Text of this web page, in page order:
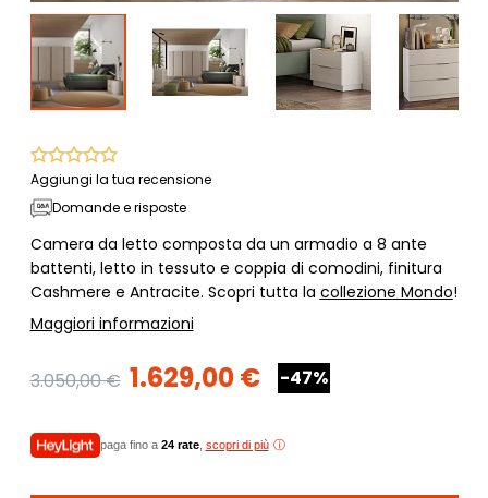
Aggiungi la tua recensione
Domande e risposte
Camera da letto composta da un armadio a 8 ante
battenti, letto in tessuto e coppia di comodini, finitura
Cashmere e Antracite. Scopri tutta la collezione Mondo!
Maggiori informazioni
3.050,00 € 1.629,00 € -47%
paga fino a 24 rate, scopri di più